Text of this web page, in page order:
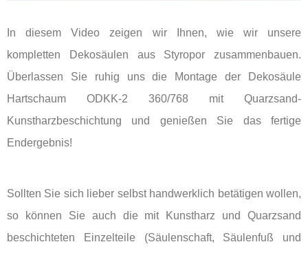
In diesem Video zeigen wir Ihnen, wie wir unsere
kompletten Dekosäulen aus Styropor zusammenbauen.
Überlassen Sie ruhig uns die Montage der Dekosäule
Hartschaum ODKK-2 360/768 mit Quarzsand-
Kunstharzbeschichtung und genießen Sie das fertige
Endergebnis!
Sollten Sie sich lieber selbst handwerklich betätigen wollen,
so können Sie auch die mit Kunstharz und Quarzsand
beschichteten Einzelteile (Säulenschaft, Säulenfuß und